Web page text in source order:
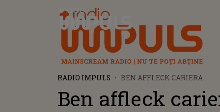
Radio Impuls
RADIO IMPULS BEN AFFLECK CARIERA
Ben affleck